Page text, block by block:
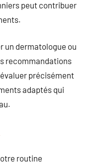
peut contribuer
un dermatologue ou
recommandations
précisément
adaptés qui
routine